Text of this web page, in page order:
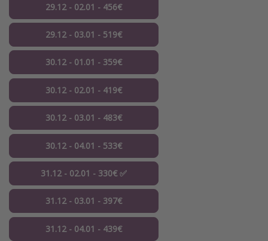
29.12 - 02.01 - 456€
29.12 - 03.01 - 519€
30.12 - 01.01 - 359€
30.12 - 02.01 - 419€
30.12 - 03.01 - 483€
30.12 - 04.01 - 533€
31.12 - 02.01 - 330€ ✅
31.12 - 03.01 - 397€
31.12 - 04.01 - 439€